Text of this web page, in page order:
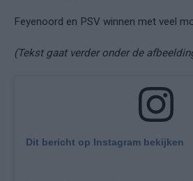
Feyenoord en PSV winnen met veel
(Tekst gaat verder onder de
Dit bericht op Instagram bekijken